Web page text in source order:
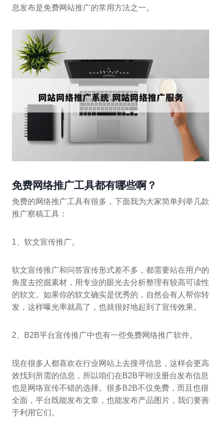
息发布是免费网站推广的常用方法之一。
免费网络推广工具都有哪些啊？
免费的网络推广工具有很多，下面我为大家简单列举几款
推广察稿工具：
1、软文宣传推广。
软文宣传推广和问答宣传形式差不多，都需要站在用户的
角度去挖掘素材，用专业的眼光去分析整理有较高可读性
的软文。如果你的软文确实是优秀的，自然会有人帮你转
发，这样曝光率就高了，也就很好地起到了宣传效果。
2、B2B平台宣传推广中也有一些免费网络推广软件。
现在很多人都喜欢在行业网站上去搜寻信息，这样会更高
效找到所需的信息，所以咱们在B2B平咐没册台发布信息
也是网络宣传不错的选择。很多B2B不仅免费，而且也很
全面，平台既能发布文章，也能发布产品图片，我们要善
于利用它们。